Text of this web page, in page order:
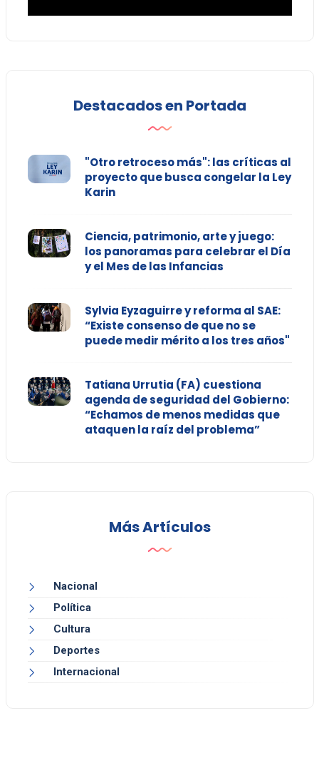
Destacados en Portada
"Otro retroceso más": las críticas al
proyecto que busca congelar la Ley
Karin
Ciencia, patrimonio, arte y juego:
los panoramas para celebrar el Día
y el Mes de las Infancias
Sylvia Eyzaguirre y reforma al SAE:
“Existe consenso de que no se
puede medir mérito a los tres años"
Tatiana Urrutia (FA) cuestiona
agenda de seguridad del Gobierno:
“Echamos de menos medidas que
ataquen la raíz del problema”
Más Artículos
Nacional
Política
Cultura
Deportes
Internacional